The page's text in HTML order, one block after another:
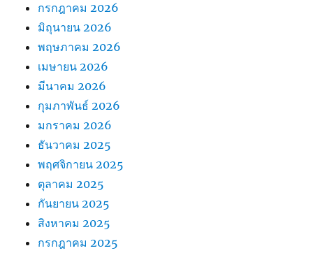
กรกฎาคม 2026
มิถุนายน 2026
พฤษภาคม 2026
เมษายน 2026
มีนาคม 2026
กุมภาพันธ์ 2026
มกราคม 2026
ธันวาคม 2025
พฤศจิกายน 2025
ตุลาคม 2025
กันยายน 2025
สิงหาคม 2025
กรกฎาคม 2025